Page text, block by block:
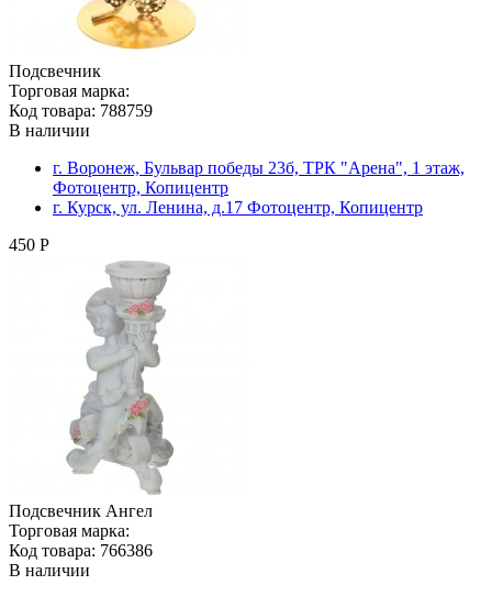
Подсвечник
Торговая марка:
Код товара: 788759
В наличии
г. Воронеж, Бульвар победы 23б, ТРК "Арена", 1 этаж,
Фотоцентр, Копицентр
г. Курск, ул. Ленина, д.17 Фотоцентр, Копицентр
450 Р
Подсвечник Ангел
Торговая марка:
Код товара: 766386
В наличии